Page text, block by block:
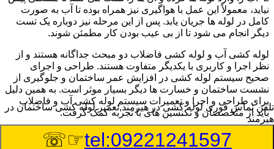
نیاید، معمولاً این عمل با هواگیری نیز همراه بوده تا آب به صورت
کامل در لوله ها جریان یابد. پس از این مرحله نیز دوباره یک تست
دیگر انجام می شود تا از بی عیب بودن کار مطمئن شوند.
لوله کشی آب و لوله کشی فاضلاب دو مبحث جداگانه هستند و از
نظر اجرا و کاربری با یکدیگر متفاوت هستند. طراحی و اجرای
صحیح سیستم لوله کشی در افزایش عمر ساختمان و جلوگیری از
نشست ساختمان و خسارت ها دیگر بسیار موثر است. به همین دلیل
برای طراحی و اجرا و تعمیرات سیستم لوله کشی آب و فاضلاب
باید از متخصصان و تکنسین های با تجربه کمک گرفت.
:Published Date
تلفن تماس فوریلوله کشی در هیرمند,تعمیر لوله کشی ساختمان در
هیرمند
tel:09221241597
☞☏